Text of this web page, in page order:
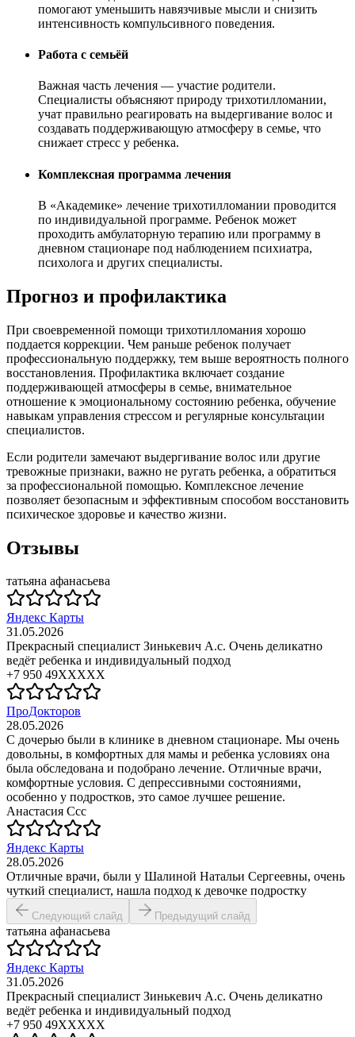
помогают уменьшить навязчивые мысли и снизить
интенсивность компульсивного поведения.
Работа с семьёй
Важная часть лечения — участие родители.
Специалисты объясняют природу трихотилломании,
учат правильно реагировать на выдергивание волос и
создавать поддерживающую атмосферу в семье, что
снижает стресс у ребенка.
Комплексная программа лечения
В «Академике» лечение трихотилломании проводится
по индивидуальной программе. Ребенок может
проходить амбулаторную терапию или программу в
дневном стационаре под наблюдением психиатра,
психолога и других специалисты.
Прогноз и профилактика
При своевременной помощи трихотилломания хорошо
поддается коррекции. Чем раньше ребенок получает
профессиональную поддержку, тем выше вероятность полного
восстановления. Профилактика включает создание
поддерживающей атмосферы в семье, внимательное
отношение к эмоциональному состоянию ребенка, обучение
навыкам управления стрессом и регулярные консультации
специалистов.
Если родители замечают выдергивание волос или другие
тревожные признаки, важно не ругать ребенка, а обратиться
за профессиональной помощью. Комплексное лечение
позволяет безопасным и эффективным способом восстановить
психическое здоровье и качество жизни.
Отзывы
татьяна афанасьева
Яндекс Карты
31.05.2026
Прекрасный специалист Зинькевич А.с. Очень деликатно
ведёт ребенка и индивидуальный подход
+7 950 49XXXXX
ПроДокторов
28.05.2026
С дочерью были в клинике в дневном стационаре. Мы очень
довольны, в комфортных для мамы и ребенка условиях она
была обследована и подобрано лечение. Отличные врачи,
комфортные условия. С депрессивными состояниями,
особенно у подростков, это самое лучшее решение.
Анастасия Ссс
Яндекс Карты
28.05.2026
Отличные врачи, были у Шалиной Натальи Сергеевны, очень
чуткий специалист, нашла подход к девочке подростку
Следующий слайд Предыдущий слайд
татьяна афанасьева
Яндекс Карты
31.05.2026
Прекрасный специалист Зинькевич А.с. Очень деликатно
ведёт ребенка и индивидуальный подход
+7 950 49XXXXX